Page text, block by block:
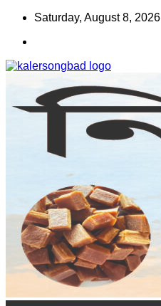
Skip
content
Saturday, August 8, 2026
কালের সংবাদ
www.kalersongbad.com